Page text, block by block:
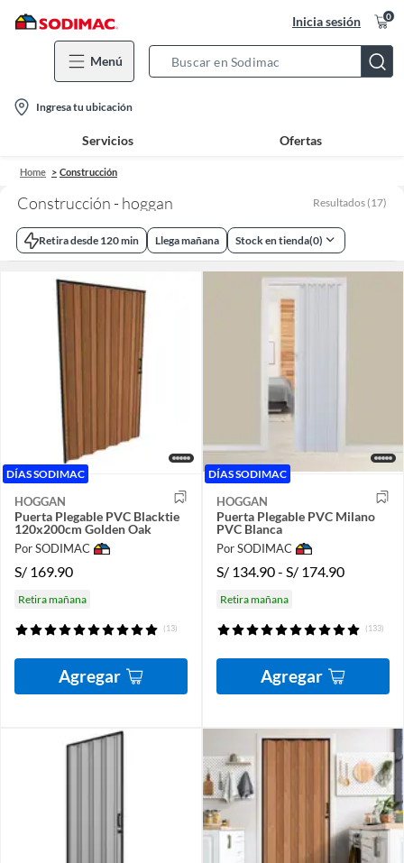
Inicia sesión 0
Menú
Bar
location-
icon
Ingresa tu ubicación
Servicios Ofertas
Home Construcción
Construcción - hoggan Resultados (17)
Retira desde 120 min Llega mañana Stock en tienda(0)
DÍAS SODIMAC
HOGGAN
Puerta Plegable PVC Blacktie
120x200cm Golden Oak
Por SODIMAC
S/ 169.90
Retira mañana
(13)
Agregar
DÍAS SODIMAC
HOGGAN
Puerta Plegable PVC Milano
PVC Blanca
Por SODIMAC
S/ 134.90- S/ 174.90
Retira mañana
(133)
Agregar